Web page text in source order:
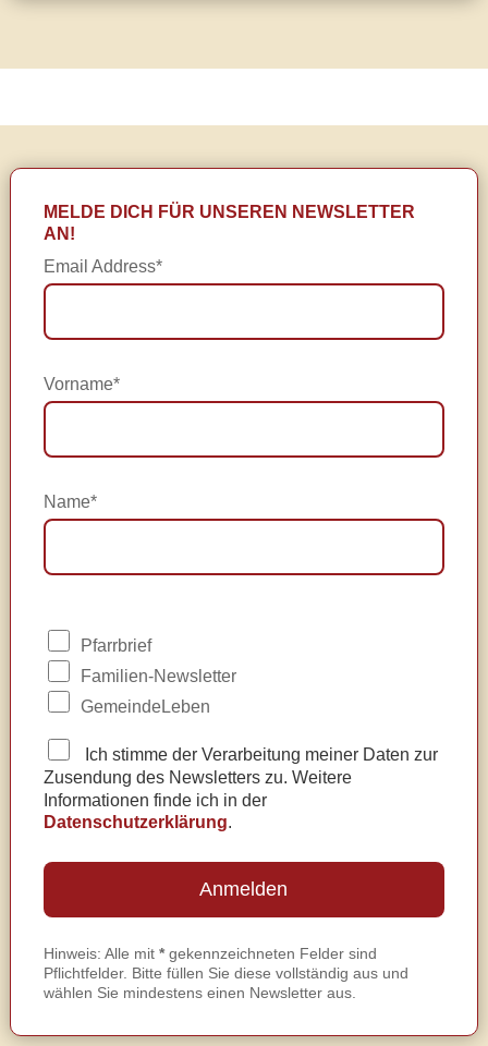
MELDE DICH FÜR UNSEREN NEWSLETTER
AN!
Email Address*
Vorname*
Name*
Pfarrbrief
Familien-Newsletter
GemeindeLeben
Ich stimme der Verarbeitung meiner Daten zur
Zusendung des Newsletters zu. Weitere
Informationen finde ich in der
Datenschutzerklärung.
Hinweis: Alle mit *gekennzeichneten Felder sind
Pflichtfelder. Bitte füllen Sie diese vollständig aus und
wählen Sie mindestens einen Newsletter aus.